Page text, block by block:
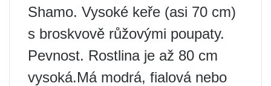
Shamo. Vysoké keře (asi 70 cm)
s broskvově růžovými poupaty.
Pevnost. Rostlina je až 80 cm
vysoká.Má modrá, fialová nebo